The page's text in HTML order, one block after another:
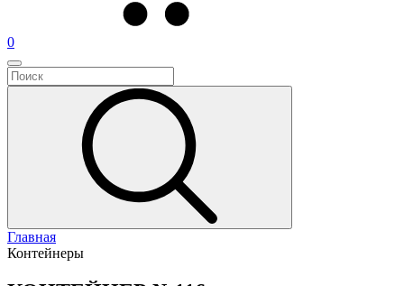
0
Главная
Контейнеры